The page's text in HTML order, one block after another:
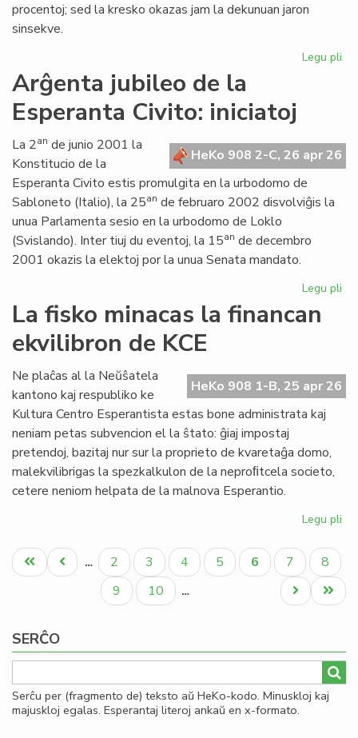
procentoj; sed la kresko okazas jam la dekunuan jaron
sinsekve.
Legu pli
en
Arĝenta jubileo de la
Esperanta Civito: iniciatoj
HeKo 908 2-C, 26 apr 26
La 2an de junio 2001 la
Konstitucio de la
Esperanta Civito estis promulgita en la urbodomo de
Sabloneto (Italio), la 25an de februaro 2002 disvolviĝis la
unua Parlamenta sesio en la urbodomo de Loklo
(Svislando). Inter tiuj du eventoj, la 15an de decembro
2001 okazis la elektoj por la unua Senata mandato.
Legu pli
La fisko minacas la financan
ekvilibron de KCE
HeKo 908 1-B, 25 apr 26
Ne plaĉas al la Neŭŝatela
kantono kaj respubliko ke
Kultura Centro Esperantista estas bone administrata kaj
neniam petas subvencion el la ŝtato: ĝiaj impostaj
pretendoj, bazitaj nur sur la proprieto de kvaretaĝa domo,
malekvilibrigas la spezkalkulon de la neproﬁtcela societo,
cetere neniom helpata de la malnova Esperantio.
Legu pli
la
Pagination
Unua
paĝo
Antaŭa
paĝo
… Paĝo
2 Paĝo
3 Paĝo
4 Paĝo
5
Aktuala
paĝo
6 Paĝo
7 Paĝo
8
Paĝo
9 Paĝo
10 …
Last
page
Next
page
SERĈO
Serĉu per (fragmento de) teksto aŭ HeKo-kodo. Minuskloj kaj
majuskloj egalas. Esperantaj literoj ankaŭ en x-formato.